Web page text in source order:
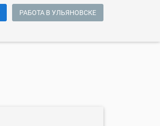
РАБОТА В УЛЬЯНОВСКЕ